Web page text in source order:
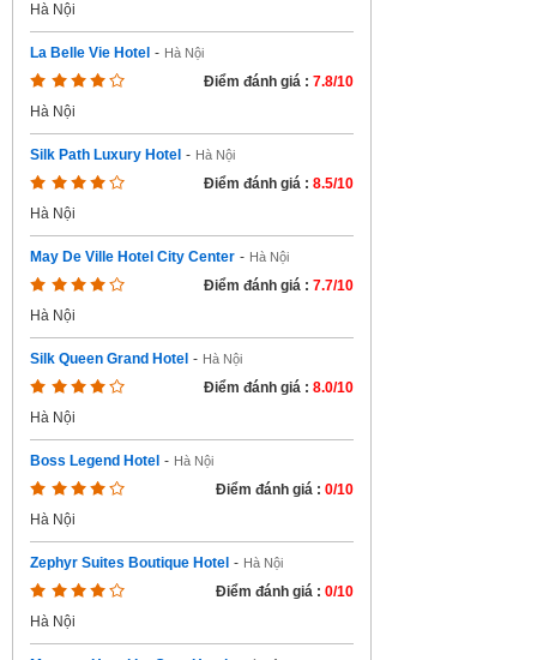
Hà Nội
La Belle Vie Hotel - Hà Nội
Điểm đánh giá : 7.8/10
Hà Nội
Silk Path Luxury Hotel - Hà Nội
Điểm đánh giá : 8.5/10
Hà Nội
May De Ville Hotel City Center - Hà Nội
Điểm đánh giá : 7.7/10
Hà Nội
Silk Queen Grand Hotel - Hà Nội
Điểm đánh giá : 8.0/10
Hà Nội
Boss Legend Hotel - Hà Nội
Điểm đánh giá : 0/10
Hà Nội
Zephyr Suites Boutique Hotel - Hà Nội
Điểm đánh giá : 0/10
Hà Nội